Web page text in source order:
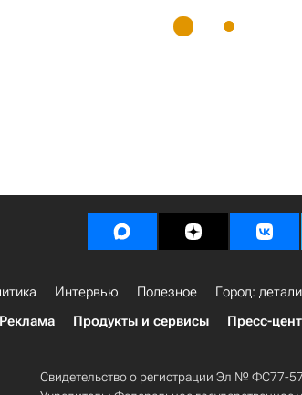
Интервью Полезное Город: детали
Реклама Продукты и сервисы Пресс-
Свидетельство о регистрации Эл № ФС77-